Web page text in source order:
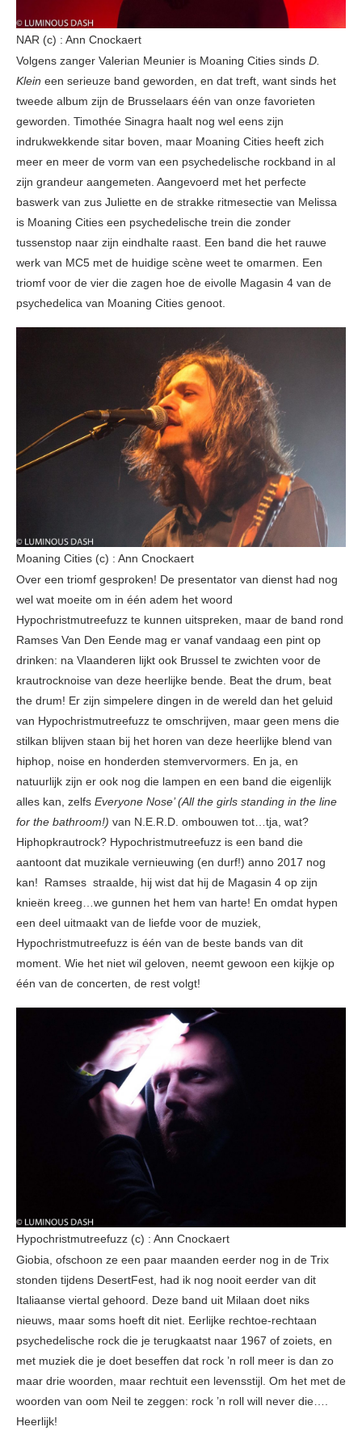
NAR (c) : Ann Cnockaert
Volgens zanger Valerian Meunier is Moaning Cities sinds D.
Klein een serieuze band geworden, en dat treft, want sinds het
tweede album zijn de Brusselaars één van onze favorieten
geworden. Timothée Sinagra haalt nog wel eens zijn
indrukwekkende sitar boven, maar Moaning Cities heeft zich
meer en meer de vorm van een psychedelische rockband in al
zijn grandeur aangemeten. Aangevoerd met het perfecte
baswerk van zus Juliette en de strakke ritmesectie van Melissa
is Moaning Cities een psychedelische trein die zonder
tussenstop naar zijn eindhalte raast. Een band die het rauwe
werk van MC5 met de huidige scène weet te omarmen. Een
triomf voor de vier die zagen hoe de eivolle Magasin 4 van de
psychedelica van Moaning Cities genoot.
Moaning Cities (c) : Ann Cnockaert
Over een triomf gesproken! De presentator van dienst had nog
wel wat moeite om in één adem het woord
Hypochristmutreefuzz te kunnen uitspreken, maar de band rond
Ramses Van Den Eende mag er vanaf vandaag een pint op
drinken: na Vlaanderen lijkt ook Brussel te zwichten voor de
krautrocknoise van deze heerlijke bende. Beat the drum, beat
the drum! Er zijn simpelere dingen in de wereld dan het geluid
van Hypochristmutreefuzz te omschrijven, maar geen mens die
stilkan blijven staan bij het horen van deze heerlijke blend van
hiphop, noise en honderden stemvervormers. En ja, en
natuurlijk zijn er ook nog die lampen en een band die eigenlijk
alles kan, zelfs Everyone Nose’ (All the girls standing in the line
for the bathroom!) van N.E.R.D. ombouwen tot…tja, wat?
Hiphopkrautrock? Hypochristmutreefuzz is een band die
aantoont dat muzikale vernieuwing (en durf!) anno 2017 nog
kan! Ramses straalde, hij wist dat hij de Magasin 4 op zijn
knieën kreeg…we gunnen het hem van harte! En omdat hypen
een deel uitmaakt van de liefde voor de muziek,
Hypochristmutreefuzz is één van de beste bands van dit
moment. Wie het niet wil geloven, neemt gewoon een kijkje op
één van de concerten, de rest volgt!
Hypochristmutreefuzz (c) : Ann Cnockaert
Giobia, ofschoon ze een paar maanden eerder nog in de Trix
stonden tijdens DesertFest, had ik nog nooit eerder van dit
Italiaanse viertal gehoord. Deze band uit Milaan doet niks
nieuws, maar soms hoeft dit niet. Eerlijke rechtoe-rechtaan
psychedelische rock die je terugkaatst naar 1967 of zoiets, en
met muziek die je doet beseffen dat rock ’n roll meer is dan zo
maar drie woorden, maar rechtuit een levensstijl. Om het met de
woorden van oom Neil te zeggen: rock ’n roll will never die….
Heerlijk!